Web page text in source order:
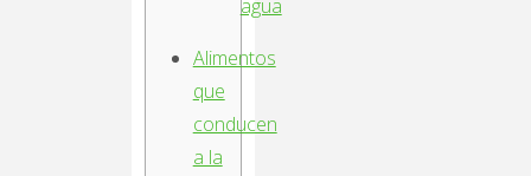
agua
Alimentos
que
conducen
a la